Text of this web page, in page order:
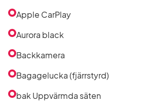
Apple CarPlay
Aurora black
Backkamera
Bagagelucka (fjärrstyrd)
bak Uppvärmda säten